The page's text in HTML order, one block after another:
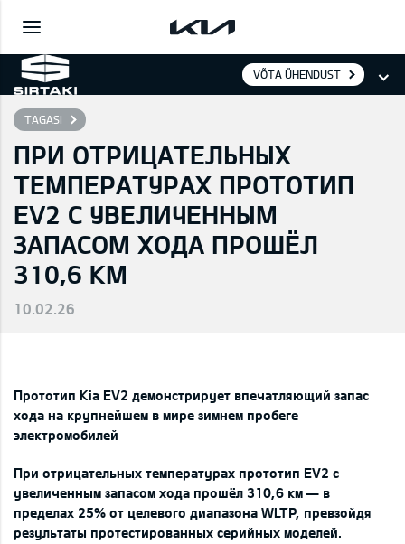
VÕTA ÜHENDUST
TAGASI
ПРИ ОТРИЦАТЕЛЬНЫХ
ТЕМПЕРАТУРАХ ПРОТОТИП
EV2 С УВЕЛИЧЕННЫМ
ЗАПАСОМ ХОДА ПРОШЁЛ
310,6 КМ
10.02.26
Прототип Kia EV2 демонстрирует впечатляющий запас
хода на крупнейшем в мире зимнем пробеге
электромобилей
При отрицательных температурах прототип EV2 с
увеличенным запасом хода прошёл 310,6 км — в
пределах 25% от целевого диапазона WLTP, превзойдя
результаты протестированных серийных моделей.